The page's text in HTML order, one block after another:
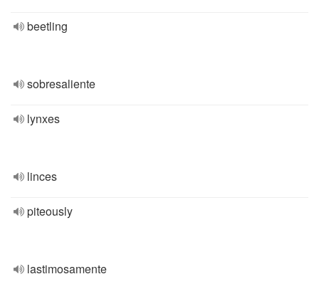
beetling
sobresaliente
lynxes
linces
piteously
lastimosamente